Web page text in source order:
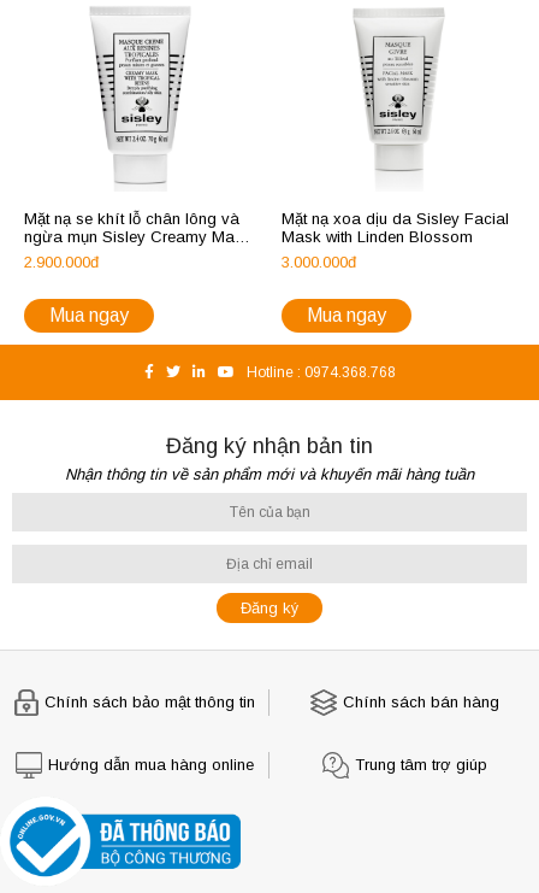
Mặt nạ se khít lỗ chân lông và
ngừa mụn Sisley Creamy Mask
with Tropical Resins
2.900.000đ
Mua ngay
Mặt nạ xoa dịu da Sisley Facial
Mask with Linden Blossom
3.000.000đ
Mua ngay
Hotline : 0974.368.768
Đăng ký nhận bản tin
Nhận thông tin về sản phẩm mới và khuyến mãi hàng tuần
Chính sách bảo mật thông tin Chính sách bán hàng
Hướng dẫn mua hàng online Trung tâm trợ giúp